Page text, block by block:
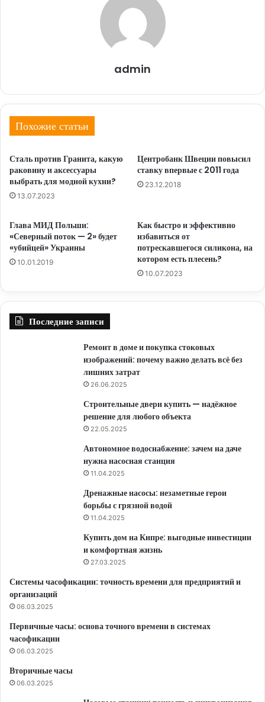
admin
Похожие статьи
Сталь против Гранита, какую
раковину и аксессуары
выбрать для модной кухни?
13.07.2023
Центробанк Швеции повысил
ставку впервые с 2011 года
23.12.2018
Глава МИД Польши:
«Северный поток — 2» будет
«убийцей» Украины
10.01.2019
Как быстро и эффективно
избавиться от
потрескавшегося силикона, на
котором есть плесень?
10.07.2023
Последние записи
Ремонт в доме и покупка стоковых
изображений: почему важно делать всё без
лишних затрат
26.06.2025
Строительные двери купить — надёжное
решение для любого объекта
22.05.2025
Автономное водоснабжение: зачем на даче
нужна насосная станция
11.04.2025
Дренажные насосы: незаметные герои
борьбы с грязной водой
11.04.2025
Купить дом на Кипре: выгодные инвестиции
и комфортная жизнь
27.03.2025
Системы часофикации: точность времени для предприятий и
организаций
06.03.2025
Первичные часы: основа точного времени в системах
часофикации
06.03.2025
Вторичные часы
06.03.2025